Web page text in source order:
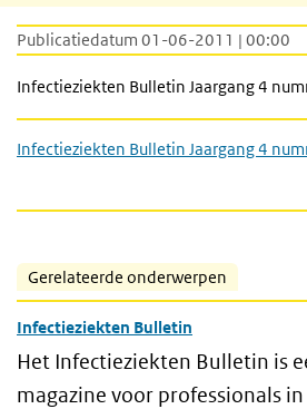
Publicatiedatum 01-06-2011 | 00:00
Infectieziekten Bulletin Jaargang 4
Infectieziekten Bulletin Jaargang 4
Gerelateerde onderwerpen
Infectieziekten Bulletin
Het Infectieziekten Bulletin is
magazine voor professionals in